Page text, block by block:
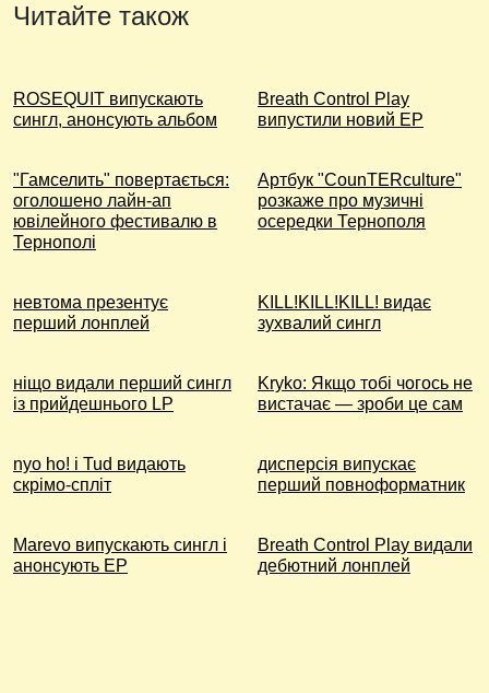
Читайте також
ROSEQUIT випускають
сингл, анонсують альбом
Breath Control Play
випустили новий EP
"Гамселить" повертається:
оголошено лайн-ап
ювілейного фестивалю в
Тернополі
Артбук "СounTERculture"
розкаже про музичні
осередки Тернополя
невтома презентує
перший лонплей
KILL!KILL!KILL! видає
зухвалий сингл
ніщо видали перший сингл
із прийдешнього LP
Kryko: Якщо тобі чогось не
вистачає — зроби це сам
nyo ho! і Tud видають
скрімо-спліт
дисперсія випускає
перший повноформатник
Marevo випускають сингл і
анонсують EP
Breath Control Play видали
дебютний лонплей